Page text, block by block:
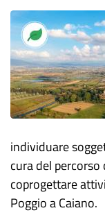
individuare
cura del percorso
coprogettare
Poggio a Caiano.